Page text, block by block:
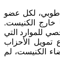
طوبي، لكل عضو
خارج الكنيست.
للموارد التي
الأحزاب
الكنيست، لم